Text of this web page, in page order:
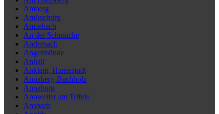
Amberg
Amöneburg
Amorbach
An der Schmücke
Andernach
Angermünde
Anhalt
Anklam, Hansestadt
Annaberg-Buchholz
Annaburg
Annweiler am Trifels
Ansbach